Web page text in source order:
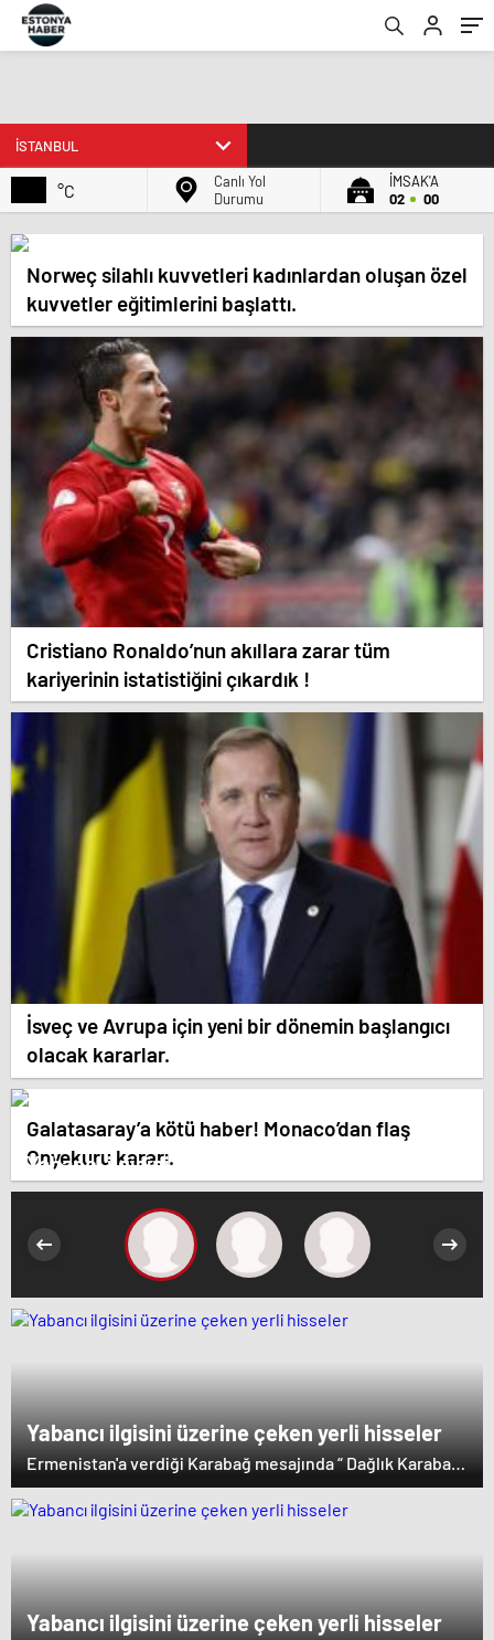
°C
Canlı Yol
Durumu
İMSAK'A
02
00
Norweç silahlı kuvvetleri kadınlardan oluşan özel
kuvvetler eğitimlerini başlattı.
Cristiano Ronaldo’nun akıllara zarar tüm
kariyerinin istatistiğini çıkardık !
İsveç ve Avrupa için yeni bir dönemin başlangıcı
olacak kararlar.
Galatasaray’a kötü haber! Monaco’dan flaş
Onyekuru kararı.
Yabancı ilgisini üzerine çeken yerli hisseler
Yabancı ilgisini üzerine çeken yerli hisseler
Ermenistan'a verdiği Karabağ mesajında “ Dağlık Karabağ
ve çevresindeki bölgeler Azerbaycan Cumhuriyeti'nin
ayrılmaz bir parçasıdır” dedi. İstifa çağrılarını kabul
Yabancı ilgisini üzerine çeken yerli hisseler